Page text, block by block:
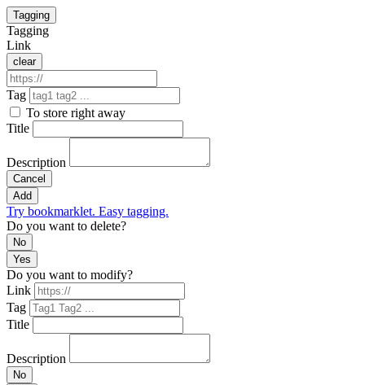
Tagging
Tagging
Link
clear
Tag
To store right away
Title
Description
Cancel
Add
Try bookmarklet. Easy tagging.
Do you want to delete?
No
Yes
Do you want to modify?
Link
Tag
Title
Description
No